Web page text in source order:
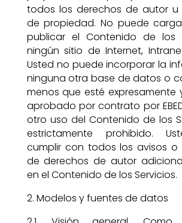
todos los derechos de autor u
de propiedad. No puede
publicar el Contenido de los
ningún sitio de Internet,
Usted no puede incorporar la
ninguna otra base de datos o
menos que esté expresamente
aprobado por contrato por
otro uso del Contenido de los
estrictamente prohibido.
cumplir con todos los avisos o
de derechos de autor
en el Contenido de los Servicios.
2. Modelos y fuentes de datos